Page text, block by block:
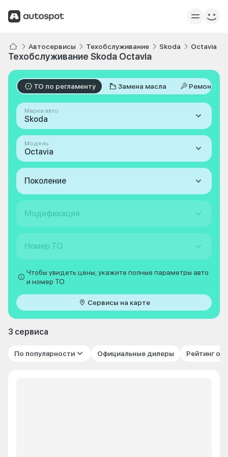
Автосервисы Техобслуживание Skoda Octavia
Техобслуживание Skoda Octavia
ТО по регламенту Замена масла Ремонт
Марка авто
Skoda
Модель
Octavia
Поколение
Модификация
Номер ТО
Чтобы увидеть цены, укажите полные параметры авто
и номер ТО
Сервисы на карте
3 сервиса
По популярности Официальные дилеры Рейтинг